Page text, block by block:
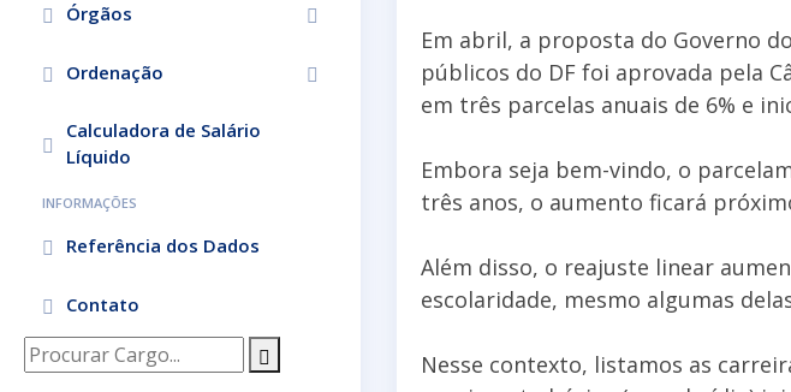
Órgãos
Ordenação
Calculadora de Salário
Líquido
INFORMAÇÕES
Referência dos Dados
Contato
Em abril, a proposta do Governo
públicos do DF foi aprovada pela
em três parcelas anuais de 6% e
Embora seja bem-vindo, o
três anos, o aumento ficará
Além disso, o reajuste linear
escolaridade, mesmo algumas
Nesse contexto, listamos as